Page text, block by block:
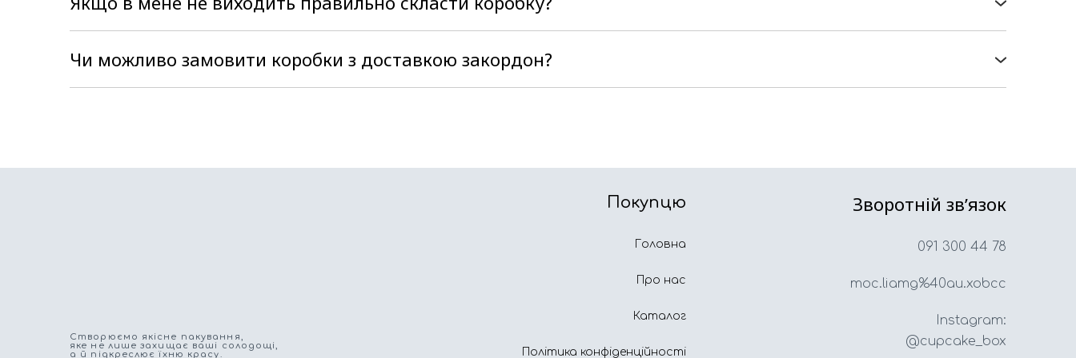
Чи можливо замовити коробки з доставкою закордон?
Cтворюємо якісне пакування,
яке не лише захищає ваші солодощі,
а й підкреслює їхню красу.
Покупцю
Головна
Про нас
Каталог
Політика конфіденційності
Зворотній звʼязок
091 300 44 78
moc.liamg%40au.xobcc
Instagram:
@cupcake_box